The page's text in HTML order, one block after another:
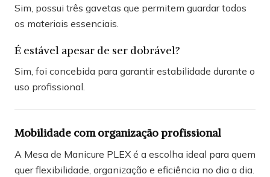
Sim, possui três gavetas que permitem guardar todos
os materiais essenciais.
É estável apesar de ser dobrável?
Sim, foi concebida para garantir estabilidade durante o
uso profissional.
Mobilidade com organização profissional
A Mesa de Manicure PLEX é a escolha ideal para quem
quer flexibilidade, organização e eficiência no dia a dia.